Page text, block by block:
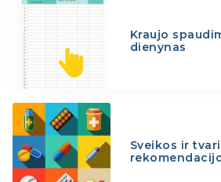
Kraujo
dienynas
Sveikos ir